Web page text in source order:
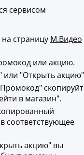
сервисом
страницу М.Видео
или акцию.
или "Открыть
в магазин".
соответствующее
акцию" вы